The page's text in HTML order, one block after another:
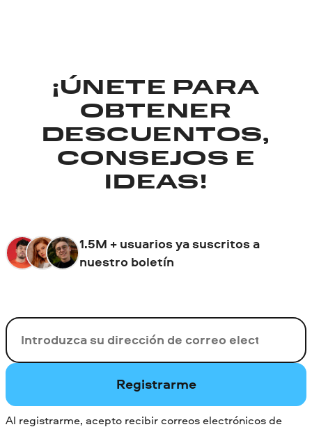
¡ÚNETE PARA
OBTENER
DESCUENTOS,
CONSEJOS E
IDEAS!
1.5M + usuarios ya suscritos a
nuestro boletín
Su correo electrónico
Registrarme
Al registrarme, acepto recibir correos electrónicos de